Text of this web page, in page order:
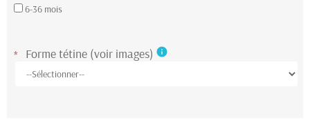
6-36 mois
* Forme tétine (voir images) info